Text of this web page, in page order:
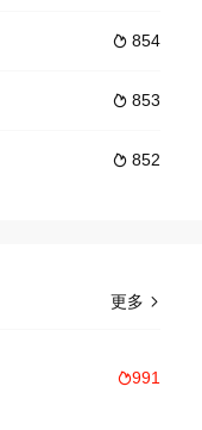
 854
 853
 852
更多 
991